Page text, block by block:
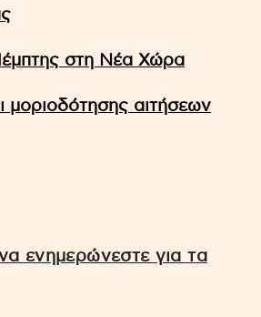
στη Νέα Χώρα
μοριοδότησης αιτήσεων
ενημερώνεστε για τα